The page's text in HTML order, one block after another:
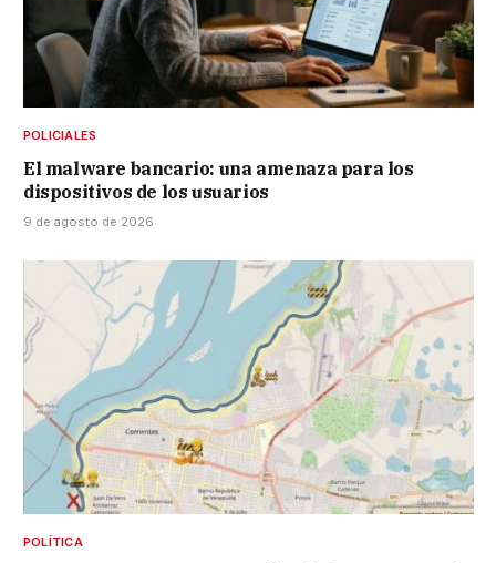
POLICIALES
El malware bancario: una amenaza para los
dispositivos de los usuarios
9 de agosto de 2026
POLÍTICA